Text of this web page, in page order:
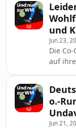
Undav
und
Jun 23,
Die
auf
das
USA
SZ-
o.-
Jun 21,